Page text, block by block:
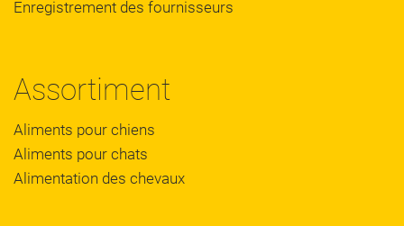
Enregistrement des fournisseurs
Assortiment
Aliments pour chiens
Aliments pour chats
Alimentation des chevaux